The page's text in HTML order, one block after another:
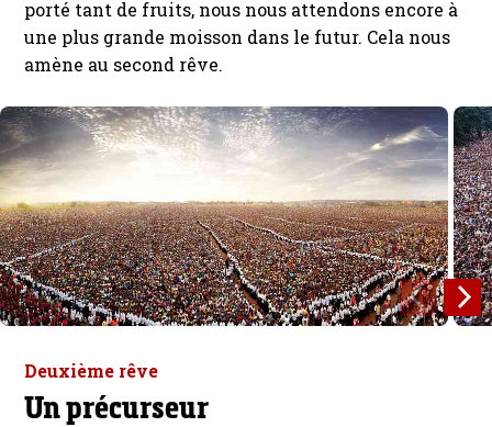
porté tant de fruits, nous nous attendons encore à
une plus grande moisson dans le futur. Cela nous
amène au second rêve.
Deuxième rêve
Un précurseur